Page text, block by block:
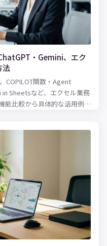
・Gemini、エク
法
COPILOT関数・Agent
Sheetsなど、エクセル業務
能比較から具体的な活用例ま